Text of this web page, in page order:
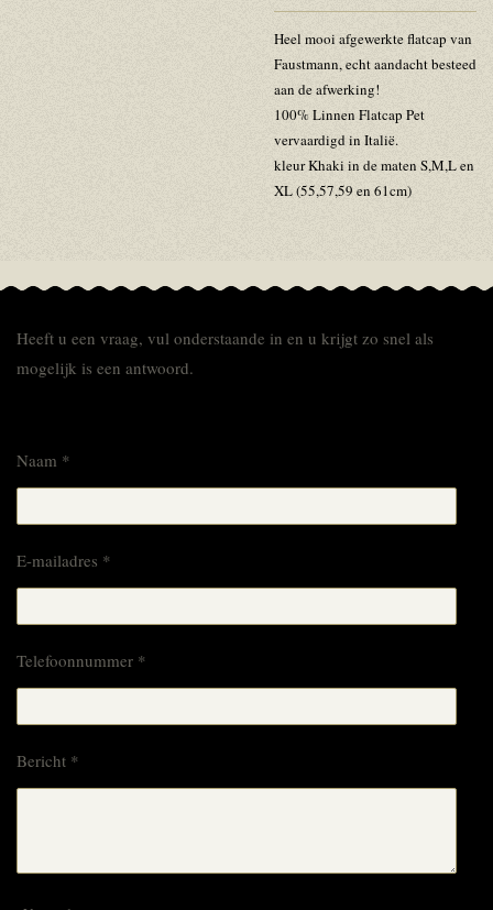
Heel mooi afgewerkte flatcap van
Faustmann, echt aandacht besteed
aan de afwerking!
100% Linnen Flatcap Pet
vervaardigd in Italië.
kleur Khaki in de maten S,M,L en
XL (55,57,59 en 61cm)
Heeft u een vraag, vul onderstaande in en u krijgt zo snel als
mogelijk is een antwoord.
Naam *
E-mailadres *
Telefoonnummer *
Bericht *